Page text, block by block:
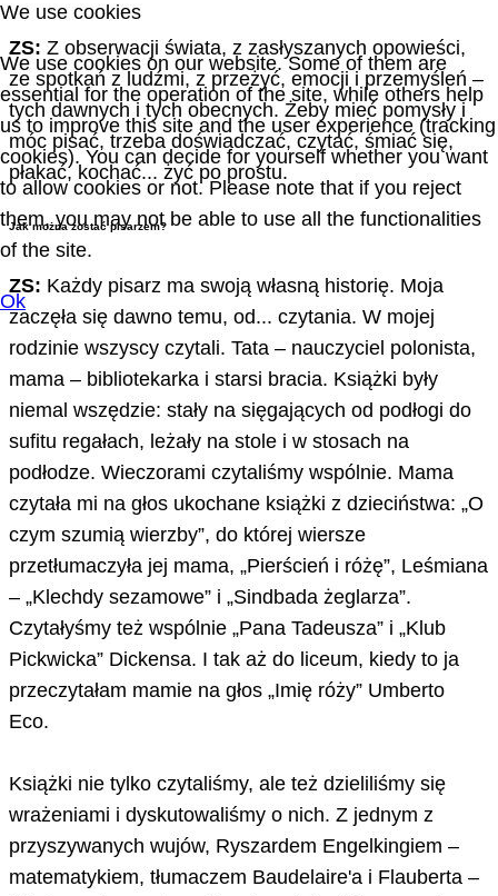
ZS: Z obserwacji świata, z zasłyszanych opowieści,
ze spotkań z ludźmi, z przeżyć, emocji i przemyśleń –
tych dawnych i tych obecnych. Żeby mieć pomysły i
móc pisać, trzeba doświadczać, czytać, śmiać się,
płakać, kochać... żyć po prostu.
Jak można zostać pisarzem?
ZS: Każdy pisarz ma swoją własną historię. Moja
zaczęła się dawno temu, od... czytania. W mojej
rodzinie wszyscy czytali. Tata – nauczyciel polonista,
mama – bibliotekarka i starsi bracia. Książki były
niemal wszędzie: stały na sięgających od podłogi do
sufitu regałach, leżały na stole i w stosach na
podłodze. Wieczorami czytaliśmy wspólnie. Mama
czytała mi na głos ukochane książki z dzieciństwa: „O
czym szumią wierzby”, do której wiersze
przetłumaczyła jej mama, „Pierścień i różę”, Leśmiana
– „Klechdy sezamowe” i „Sindbada żeglarza”.
Czytałyśmy też wspólnie „Pana Tadeusza” i „Klub
Pickwicka” Dickensa. I tak aż do liceum, kiedy to ja
przeczytałam mamie na głos „Imię róży” Umberto
Eco.
Książki nie tylko czytaliśmy, ale też dzieliliśmy się
wrażeniami i dyskutowaliśmy o nich. Z jednym z
przyszywanych wujów, Ryszardem Engelkingiem –
matematykiem, tłumaczem Baudelaire'a i Flauberta –
We use cookies
We use cookies on our website. Some of them are
essential for the operation of the site, while others help
us to improve this site and the user experience (tracking
cookies). You can decide for yourself whether you want
to allow cookies or not. Please note that if you reject
them, you may not be able to use all the functionalities
of the site.
Ok